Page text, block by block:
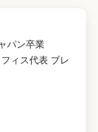
パン卒業
ィス代表 ブレ